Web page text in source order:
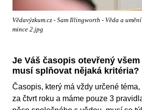
Vědavýzkum.cz - Sam Illingworth - Věda a
mince 2.jpg
Je Váš časopis otevřený
musí splňovat nějaká kritéria?
Časopis, který má vždy určené
za čtvrt roku a máme pouze 3